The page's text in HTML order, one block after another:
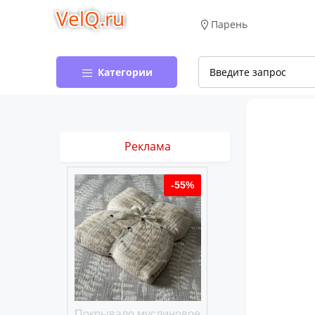
VelQ.ru Парень
Категории
Реклама
-55%